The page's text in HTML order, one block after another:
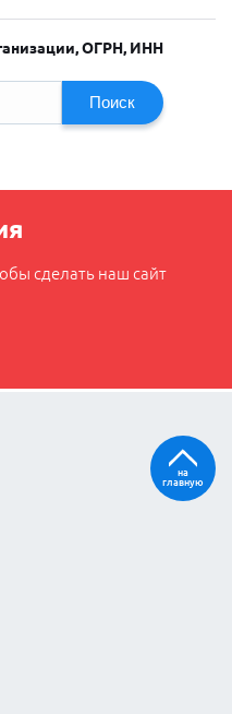
ОГРН, ИНН
Поиск
сделать наш сайт
на
главную